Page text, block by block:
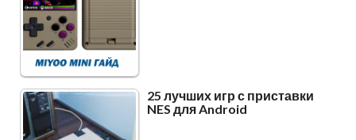
25 лучших игр с приставки
NES для Android